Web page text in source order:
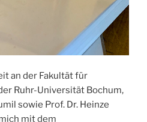
an der Fakultät für
Ruhr-Universität Bochum,
sowie Prof. Dr. Heinze
mit dem